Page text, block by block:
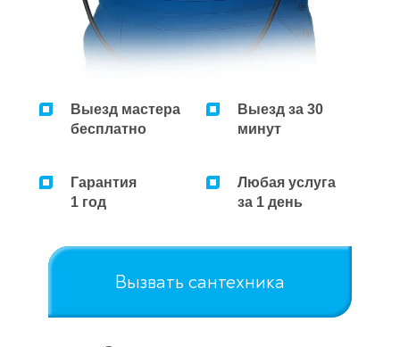
Выезд мастера
бесплатно
Выезд за 30
минут
Гарантия
1 год
Любая услуга
за 1 день
Вызвать сантехника